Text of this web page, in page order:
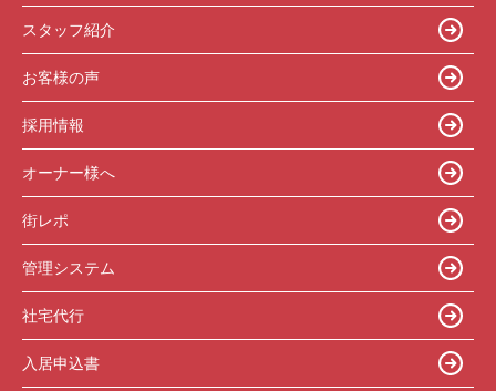
スタッフ紹介
お客様の声
採用情報
オーナー様へ
街レポ
管理システム
社宅代行
入居申込書